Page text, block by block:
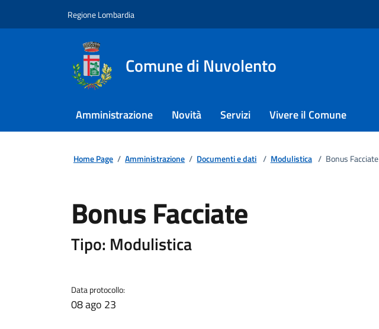
Regione Lombardia
Comune di Nuvolento
Amministrazione Novità Servizi Vivere il Comune
Home Page / Amministrazione / Documenti e dati / Modulistica / Bonus Facciate
Bonus Facciate
Tipo: Modulistica
Data protocollo:
08 ago 23